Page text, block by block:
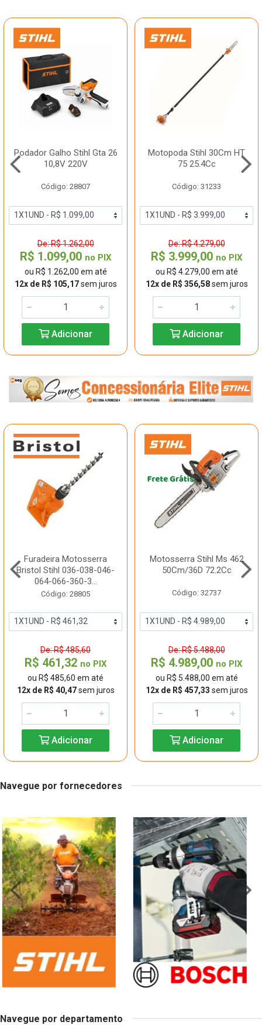
Podador Galho Stihl Gta 26
10,8V 220V
Código: 28807
De: R$ 1.262,00
R$ 1.099,00 no PIX
ou R$ 1.262,00 em até
12x de R$ 105,17sem juros
Adicionar
Motopoda Stihl 30Cm HT
75 25.4Cc
Código: 31233
De: R$ 4.279,00
R$ 3.999,00 no PIX
ou R$ 4.279,00 em até
12x de R$ 356,58sem juros
Adicionar
Furadeira Motosserra
Bristol Stihl 036-038-046-
064-066-360-3...
Código: 28805
De: R$ 485,60
R$ 461,32 no PIX
ou R$ 485,60 em até
12x de R$ 40,47sem juros
Adicionar
Motosserra Stihl Ms 462
50Cm/36D 72.2Cc
Código: 32737
De: R$ 5.488,00
R$ 4.989,00 no PIX
ou R$ 5.488,00 em até
12x de R$ 457,33 sem juros
Adicionar
Navegue por fornecedores
Navegue por departamento